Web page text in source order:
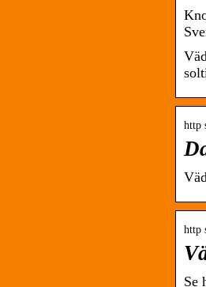
http
http
Se